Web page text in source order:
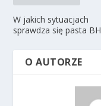
W jakich sytuacjach
sprawdza się pasta
O AUTORZE